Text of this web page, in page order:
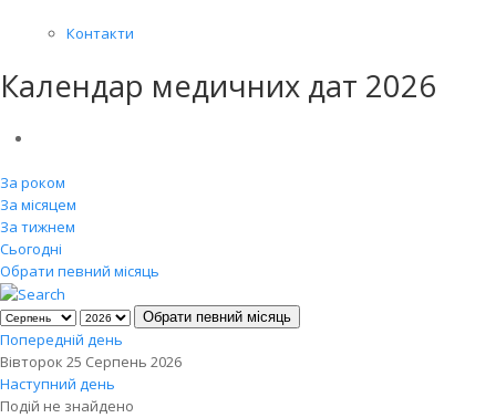
Контакти
Календар медичних дат 2026
За роком
За місяцем
За тижнем
Сьогодні
Обрати певний місяць
Обрати певний місяць
Попередній день
Вівторок 25 Серпень 2026
Наступний день
Подій не знайдено